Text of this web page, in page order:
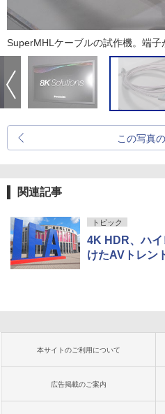
SuperMHLケーブルの試作機。端子
この写真
関連記事
トピック
4K HDR、ハ
けたAVトレン
本サイトのご利用について
広告掲載のご案内